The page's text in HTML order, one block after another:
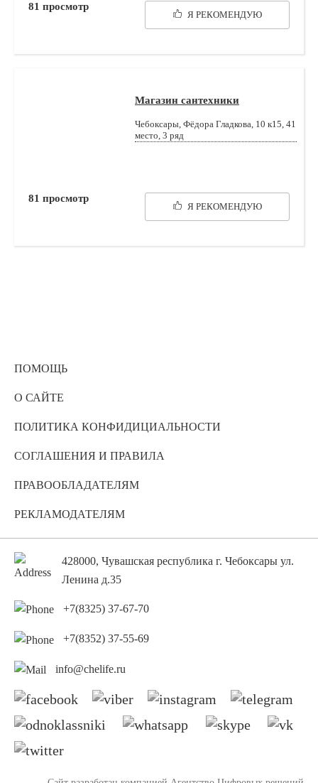
Я РЕКОМЕНДУЮ
81 просмотр
Магазин сантехники
Чебоксары, Фёдора Гладкова, 10 к15, 41
место, 3 ряд
Я РЕКОМЕНДУЮ
81 просмотр
ПОМОЩЬ
О САЙТЕ
ПОЛИТИКА КОНФИДИЦИАЛЬНОСТИ
СОГЛАШЕНИЯ И ПРАВИЛА
ПРАВООБЛАДАТЕЛЯМ
РЕКЛАМОДАТЕЛЯМ
428000, Чувашская республика г. Чебоксары ул.
Ленина д.35
+7(8325) 37-67-70
+7(8352) 37-55-69
info@chelife.ru